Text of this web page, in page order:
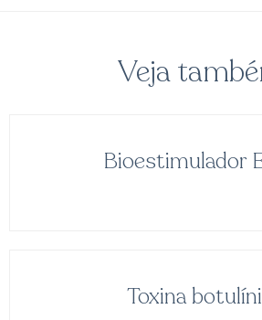
Veja
Bioestimulador
Toxina